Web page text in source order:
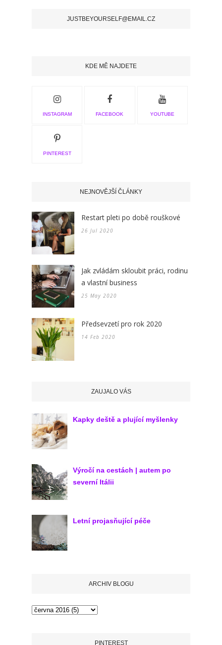
JUSTBEYOURSELF@EMAIL.CZ
KDE MĚ NAJDETE
INSTAGRAM FACEBOOK YOUTUBE
PINTEREST
NEJNOVĚJŠÍ ČLÁNKY
Restart pleti po době rouškové
26 Jul 2020
Jak zvládám skloubit práci, rodinu
a vlastní business
25 May 2020
Předsevzetí pro rok 2020
14 Feb 2020
ZAUJALO VÁS
Kapky deště a plující myšlenky
Výročí na cestách | autem po
severní Itálii
Letní projasňující péče
ARCHIV BLOGU
PINTEREST